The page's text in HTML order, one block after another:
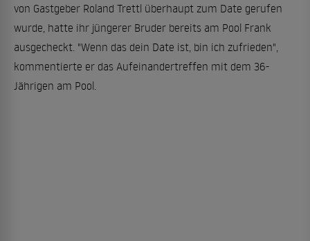
von Gastgeber Roland Trettl überhaupt zum Date gerufen
wurde, hatte ihr jüngerer Bruder bereits am Pool Frank
ausgecheckt. "Wenn das dein Date ist, bin ich zufrieden",
kommentierte er das Aufeinandertreffen mit dem 36-
Jährigen am Pool.